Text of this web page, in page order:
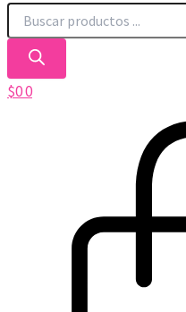
$00